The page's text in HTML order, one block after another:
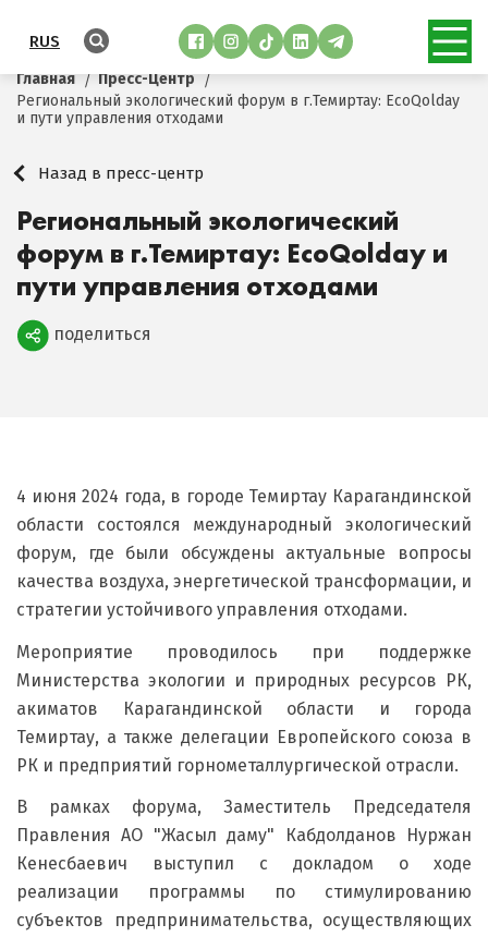
RUS
Главная
Пресс-Центр
Региональный экологический форум в г.Темиртау: EcoQolday
и пути управления отходами
Назад в пресс-центр
Региональный экологический
форум в г.Темиртау: EcoQolday и
пути управления отходами
Поделиться
поделиться
4 июня 2024 года, в городе Темиртау Карагандинской
области состоялся международный экологический
форум, где были обсуждены актуальные вопросы
качества воздуха, энергетической трансформации, и
стратегии устойчивого управления отходами.
Мероприятие проводилось при поддержке
Министерства экологии и природных ресурсов РК,
акиматов Карагандинской области и города
Темиртау, а также делегации Европейского союза в
РК и предприятий горнометаллургической отрасли.
В рамках форума, Заместитель Председателя
Правления АО "Жасыл даму" Кабдолданов Нуржан
Кенесбаевич выступил с докладом о ходе
реализации программы по стимулированию
субъектов предпринимательства, осуществляющих